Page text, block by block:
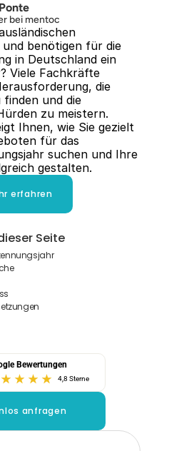
bei mentoc
benötigen für die
in Deutschland ein
Viele Fachkräfte
die
und die
zu meistern.
Ihnen, wie Sie gezielt
für das
suchen und Ihre
gestalten.
erfahren
Seite
Bewertungen
4,8 Sterne
anfragen